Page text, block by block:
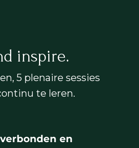
inspire.
5 plenaire sessies
te leren.
en